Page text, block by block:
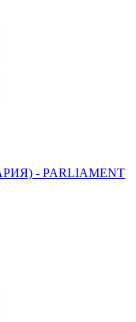
- PARLIAMENT